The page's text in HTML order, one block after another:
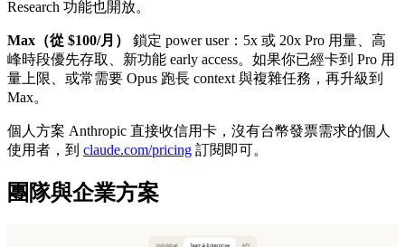
Research 功能也開放。
Max（從 $100/月）
鎖定 power user：5x 或 20x Pro 用量、高
峰時段優先存取、新功能 early access。如果你已經卡到 Pro 用
量上限、或常需要 Opus 跑長 context 與複雜任務，再升級到
Max。
個人方案 Anthropic 直接收信用卡，沒有台幣發票需求的個人
使用者，到 claude.com/pricing 訂閱即可。
團隊與企業方案